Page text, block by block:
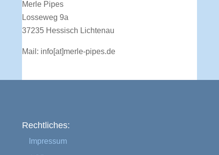
Merle Pipes
Losseweg 9a
37235 Hessisch Lichtenau
Mail: info[at]merle-pipes.de
Rechtliches:
Impressum